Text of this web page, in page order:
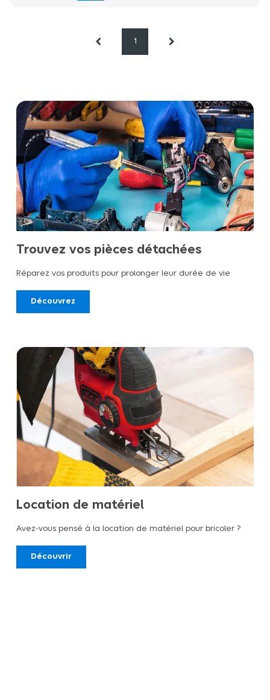
1
Trouvez vos pièces détachées
Réparez vos produits pour prolonger leur durée de vie
Découvrez
Location de matériel
Avez-vous pensé à la location de matériel pour bricoler ?
Découvrir